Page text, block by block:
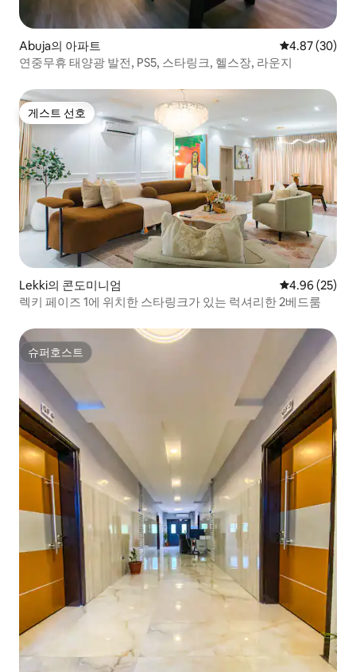
Abuja의 아파트 평점 4.87점(5
4.87 (30)
연중무휴 태양광 발전, PS5, 스타링크, 헬스장, 라운지
게스트 선호
게스트 선호
Lekki의 콘도미니엄 평점 4.96점(5
4.96 (25)
렉키 페이즈 1에 위치한 스타링크가 있는 럭셔리한 2베드룸
슈퍼호스트
슈퍼호스트